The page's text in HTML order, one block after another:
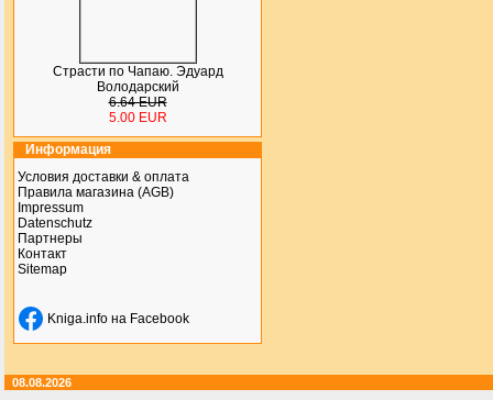
Страсти по Чапаю. Эдуард
Володарский
6.64 EUR
5.00 EUR
Информация
Условия доставки & оплата
Правила магазина (AGB)
Impressum
Datenschutz
Партнеры
Контакт
Sitemap
Kniga.info на Facebook
08.08.2026